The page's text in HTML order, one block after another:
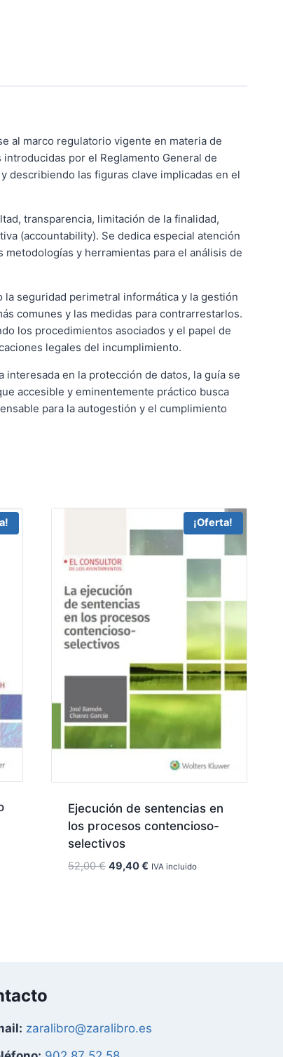
al marco regulatorio vigente en materia de
por el Reglamento General de
describiendo las figuras clave implicadas en el
transparencia, limitación de la finalidad,
(accountability). Se dedica especial atención
y herramientas para el análisis de
seguridad perimetral informática y la gestión
comunes y las medidas para contrarrestarlos.
los procedimientos asociados y el papel de
legales del incumplimiento.
en la protección de datos, la guía se
accesible y eminentemente práctico busca
para la autogestión y el cumplimiento
¡Oferta!
Ejecución de sentencias en
los procesos contencioso-
selectivos
52,00€ El
49,40€ El
IVA incluido
zaralibro@zaralibro.es